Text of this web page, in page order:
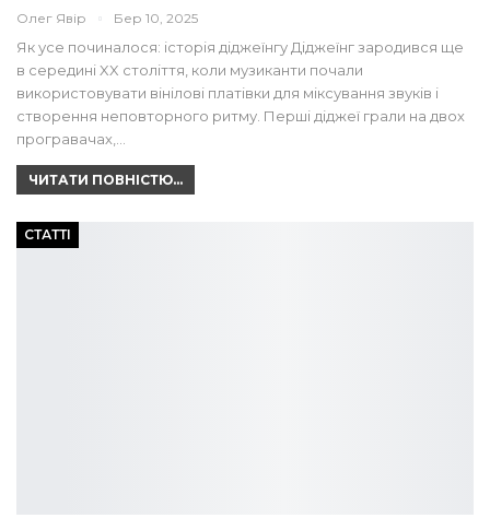
Олег Явір Бер 10, 2025
Як усе починалося: історія діджеїнгу Діджеїнг зародився ще
в середині XX століття, коли музиканти почали
використовувати вінілові платівки для міксування звуків і
створення неповторного ритму. Перші діджеї грали на двох
програвачах,…
ЧИТАТИ ПОВНІСТЮ...
СТАТТІ